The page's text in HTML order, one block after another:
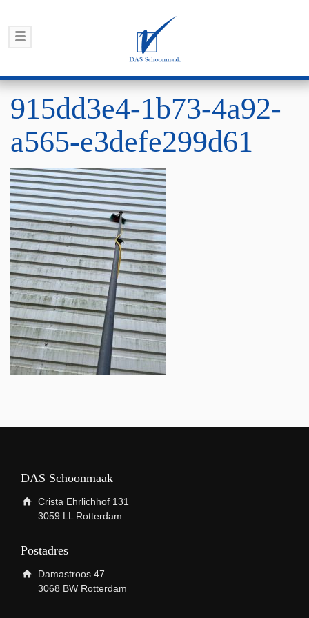
915dd3e4-1b73-4a92-
a565-e3defe299d61
DAS Schoonmaak
Crista Ehrlichhof 131
3059 LL Rotterdam
Postadres
Damastroos 47
3068 BW Rotterdam